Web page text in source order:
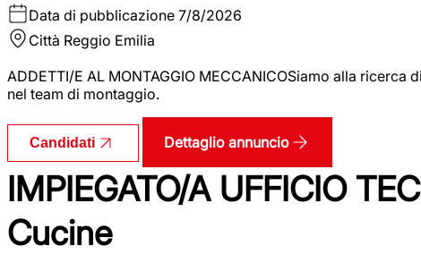
Data di pubblicazione 7/8/2026
Città Reggio Emilia
ADDETTI/E AL MONTAGGIO MECCANICOSiamo alla
nel team di montaggio.
Candidati Dettaglio annuncio
IMPIEGATO/A UFFICIO
Cucine